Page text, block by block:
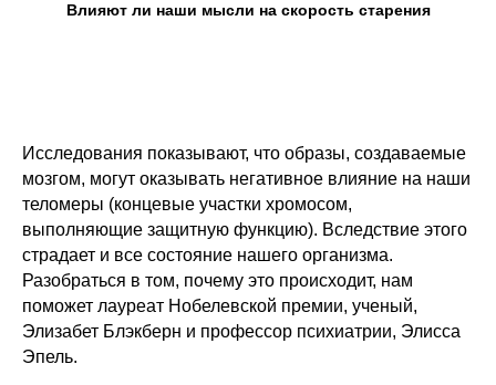
Влияют ли наши мысли на скорость старения
Исследования показывают, что образы, создаваемые
мозгом, могут оказывать негативное влияние на наши
теломеры (концевые участки хромосом,
выполняющие защитную функцию). Вследствие этого
страдает и все состояние нашего организма.
Разобраться в том, почему это происходит, нам
поможет лауреат Нобелевской премии, ученый,
Элизабет Блэкберн и профессор психиатрии, Элисса
Эпель.